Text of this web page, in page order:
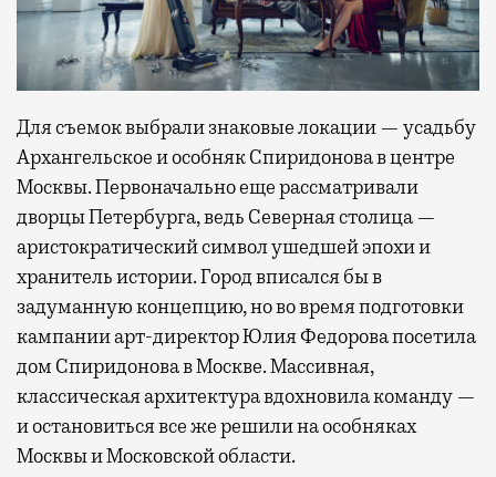
Для съемок выбрали знаковые локации — усадьбу
Архангельское и особняк Спиридонова в центре
Москвы. Первоначально еще рассматривали
дворцы Петербурга, ведь Северная столица —
аристократический символ ушедшей эпохи и
хранитель истории. Город вписался бы в
задуманную концепцию, но во время подготовки
кампании арт-директор Юлия Федорова посетила
дом Спиридонова в Москве. Массивная,
классическая архитектура вдохновила команду —
и остановиться все же решили на особняках
Москвы и Московской области.